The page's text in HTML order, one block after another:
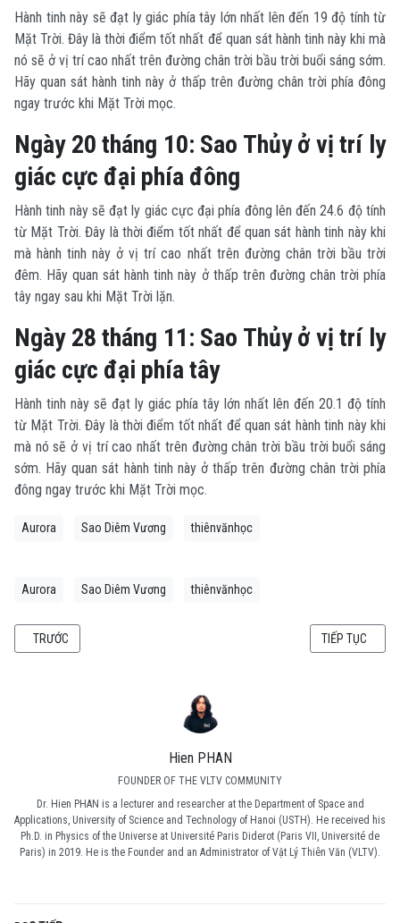
Hien PHAN
FOUNDER OF THE VLTV COMMUNITY
Dr. Hien PHAN is a lecturer and researcher at the Department of Space and
Applications, University of Science and Technology of Hanoi (USTH). He received his
Ph.D. in Physics of the Universe at Université Paris Diderot (Paris VII, Université de
Paris) in 2019. He is the Founder and an Administrator of Vật Lý Thiên Văn (VLTV).
Hành tinh này sẽ đạt ly giác phía tây lớn nhất lên đến 19 độ tính từ
Mặt Trời. Đây là thời điểm tốt nhất để quan sát hành tinh này khi mà
nó sẽ ở vị trí cao nhất trên đường chân trời bầu trời buổi sáng sớm.
Hãy quan sát hành tinh này ở thấp trên đường chân trời phía đông
ngay trước khi Mặt Trời mọc.
Ngày 20 tháng 10: Sao Thủy ở vị trí ly
giác cực đại phía đông
Hành tinh này sẽ đạt ly giác cực đại phía đông lên đến 24.6 độ tính
từ Mặt Trời. Đây là thời điểm tốt nhất để quan sát hành tinh này khi
mà hành tinh này ở vị trí cao nhất trên đường chân trời bầu trời
đêm. Hãy quan sát hành tinh này ở thấp trên đường chân trời phía
tây ngay sau khi Mặt Trời lặn.
Ngày 28 tháng 11: Sao Thủy ở vị trí ly
giác cực đại phía tây
Hành tinh này sẽ đạt ly giác phía tây lớn nhất lên đến 20.1 độ tính
từ Mặt Trời. Đây là thời điểm tốt nhất để quan sát hành tinh này khi
mà nó sẽ ở vị trí cao nhất trên đường chân trời bầu trời buổi sáng
sớm. Hãy quan sát hành tinh này ở thấp trên đường chân trời phía
đông ngay trước khi Mặt Trời mọc.
Aurora Sao Diêm Vương thiênvănhọc
Aurora Sao Diêm Vương thiênvănhọc
BÀI VIẾT TRƯỚC: LY GIÁC CỦA SAO THUỶ VÀ SAO KIM NĂM 2020
TRƯỚC BÀI VIẾT KẾ
TIẾP TỤC